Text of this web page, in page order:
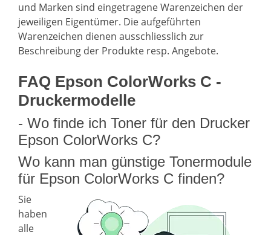
und Marken sind eingetragene Warenzeichen der
jeweiligen Eigentümer. Die aufgeführten
Warenzeichen dienen ausschliesslich zur
Beschreibung der Produkte resp. Angebote.
FAQ Epson ColorWorks C -
Druckermodelle
- Wo finde ich Toner für den Drucker
Epson ColorWorks C?
Wo kann man günstige Tonermodule
für Epson ColorWorks C finden?
Sie
haben
alle